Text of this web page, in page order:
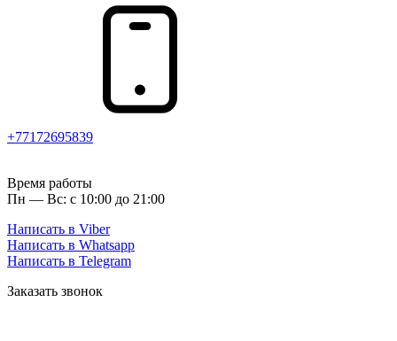
+77172695839
Время работы
Пн — Вс: с 10:00 до 21:00
Написать в Viber
Написать в Whatsapp
Написать в Telegram
Заказать звонок